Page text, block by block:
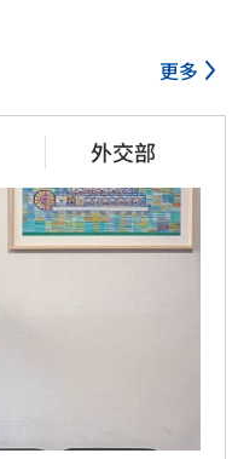
更多
外交部